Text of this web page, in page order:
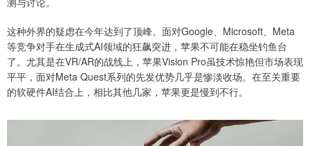
这种外界的疑虑在今年达到了顶峰。面对Google、Microsoft、Meta
等竞争对手在生成式AI领域的狂飙突进，苹果不可能在稳坐钓鱼台
了。尤其是在VR/AR的战线上，苹果Vision Pro虽技术惊艳但市场表现
平平，面对Meta Quest系列的先发优势几乎是惨淡收场。在至关重要
的软硬件AI结合上，相比其他几家，苹果更是慢到不行。